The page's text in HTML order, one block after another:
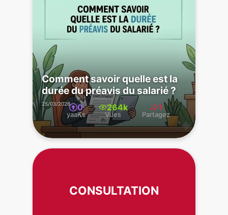
25/03/2026
Comment savoir quelle est la
durée du préavis du salarié ?
0
yaaKs
264k
Vues
1
Partagez
CONSULTATION